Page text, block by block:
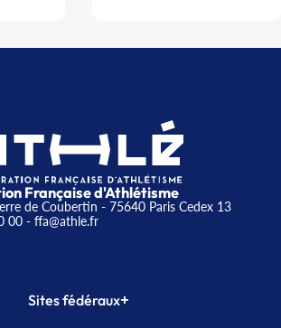
Française d'Athlétisme
de Coubertin - 75640 Paris Cedex 13
00- ffa@athle.fr
Sites fédéraux+